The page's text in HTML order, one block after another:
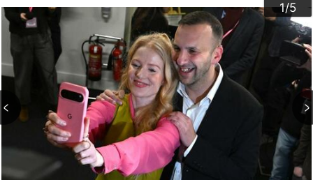
1/5
2/5
3/5
4/5
5/5